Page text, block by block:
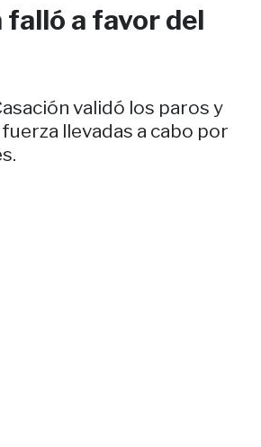
falló a favor del
validó los paros y
llevadas a cabo por